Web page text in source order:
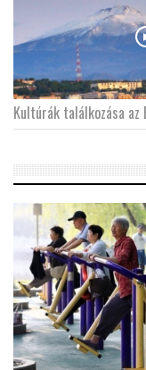
Kultúrák találkozása az